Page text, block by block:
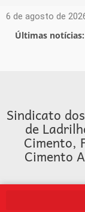
6 de agosto de
Últimas notícias:
Sindicato
de
Cimento,
Cimento